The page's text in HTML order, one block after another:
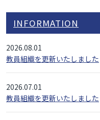
INFORMATION
2026.08.01
教員組織を更新いたしました
2026.07.01
教員組織を更新いたしました